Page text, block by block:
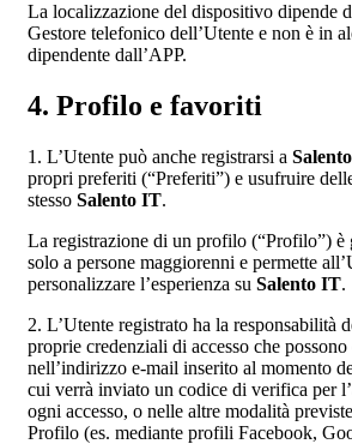
La localizzazione del dispositivo dipende
Gestore telefonico dell’Utente e non è in
dipendente dall’APP.
4. Profilo e favoriti
1. L’Utente può anche registrarsi a
propri preferiti (“Preferiti”) e usufruire
stesso Salento IT.
La registrazione di un profilo (“Profilo”) è
solo a persone maggiorenni e permette
personalizzare l’esperienza su Salento IT.
2. L’Utente registrato ha la responsabilità
proprie credenziali di accesso che possono
nell’indirizzo e-mail inserito al momento
cui verrà inviato un codice di verifica per
ogni accesso, o nelle altre modalità
Profilo (es. mediante profili Facebook,